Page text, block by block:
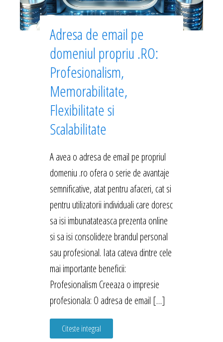
Adresa de email pe
domeniul propriu .RO:
Profesionalism,
Memorabilitate,
Flexibilitate si
Scalabilitate
A avea o adresa de email pe propriul
domeniu .ro ofera o serie de avantaje
semnificative, atat pentru afaceri, cat si
pentru utilizatorii individuali care doresc
sa isi imbunatateasca prezenta online
si sa isi consolideze brandul personal
sau profesional. Iata cateva dintre cele
mai importante beneficii:
Profesionalism Creeaza o impresie
profesionala: O adresa de email […]
Citeste integral